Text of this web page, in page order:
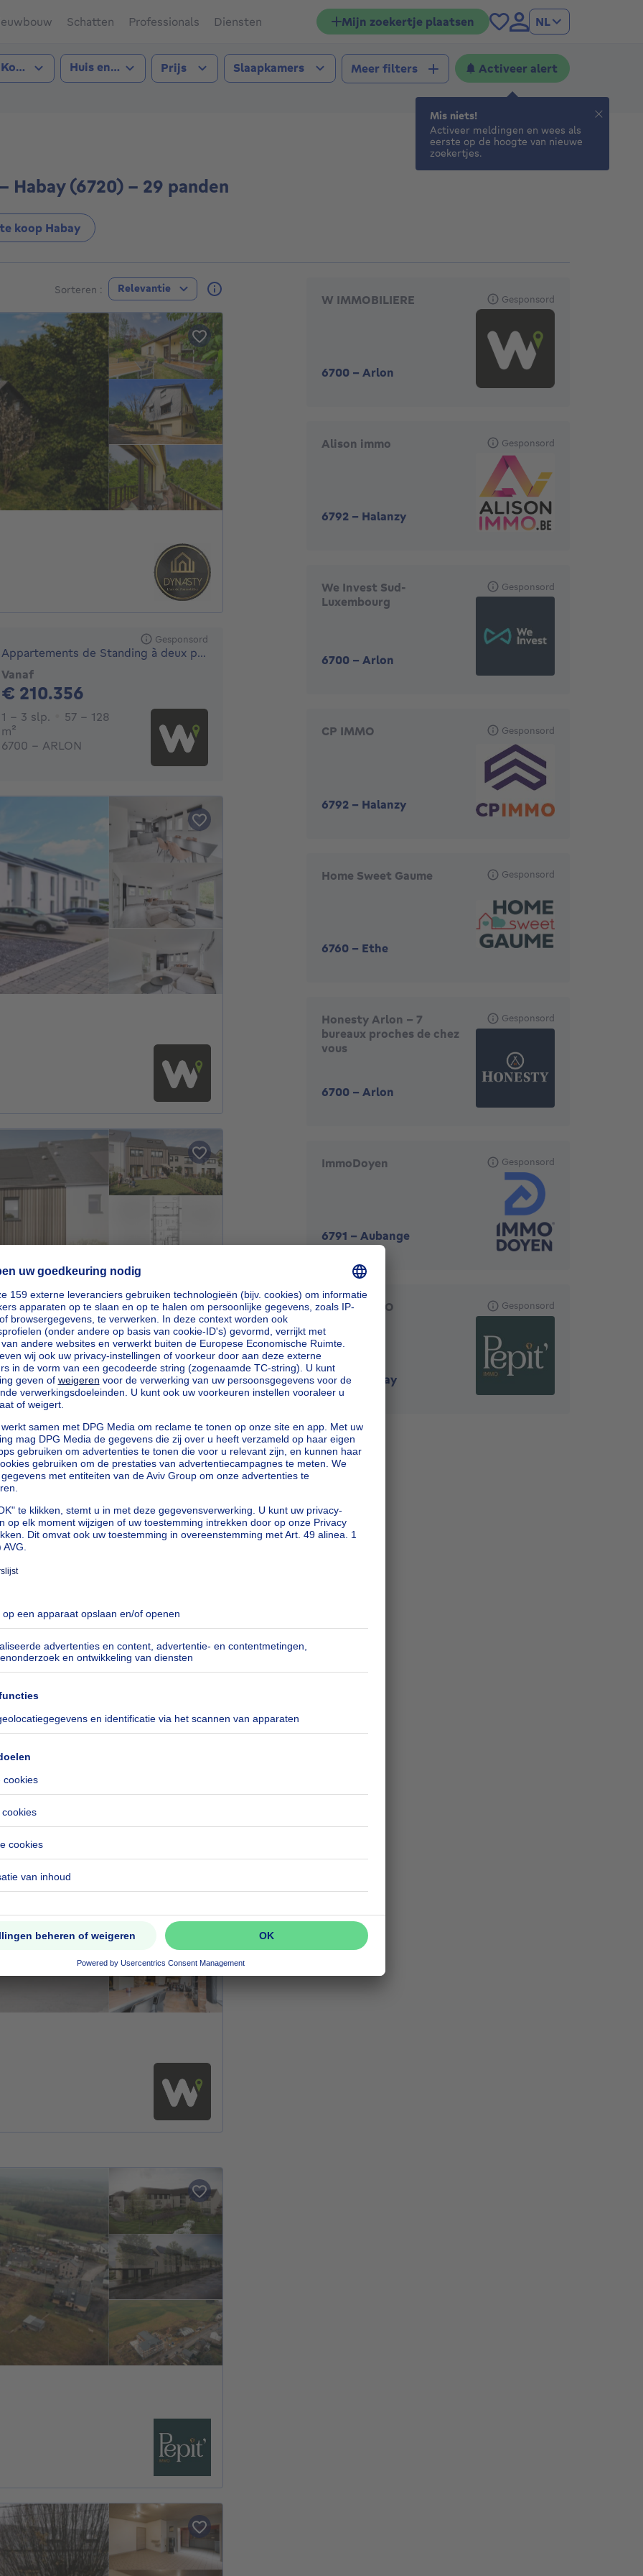
Schatten Professionals Diensten Mijn zoekertje plaatsen NL
(6720))
transactie
Kopen Type pand
Huis en appartement
Prijs Slaapkamers Meer filters Activeer alert
Habay (6720) - 29 panden
koop Habay
Sorteren : Relevantie
Gesponsord
Appartements de Standing à deux pas du centre-Ville d'Arlon.
Vanaf
€ 210.356
1 - 3 Slaapkamers
1 - 3 slp.
57 - 128
m²
6700 - ARLON
Aanbevolen agentschappen
W IMMOBILIERE
6700 - Arlon
Gesponsord
Alison immo
6792 - Halanzy
Gesponsord
We Invest Sud-
Luxembourg
6700 - Arlon
Gesponsord
CP IMMO
6792 - Halanzy
Gesponsord
Home Sweet Gaume
6760 - Ethe
Gesponsord
Honesty Arlon - 7
bureaux proches de chez
vous
6700 - Arlon
Gesponsord
ImmoDoyen
6791 - Aubange
Gesponsord
PEPIT-IMMO
6720 Habay
Gesponsord
Mis niets!
Activeer meldingen en wees als
eerste op de hoogte van nieuwe
zoekertjes.